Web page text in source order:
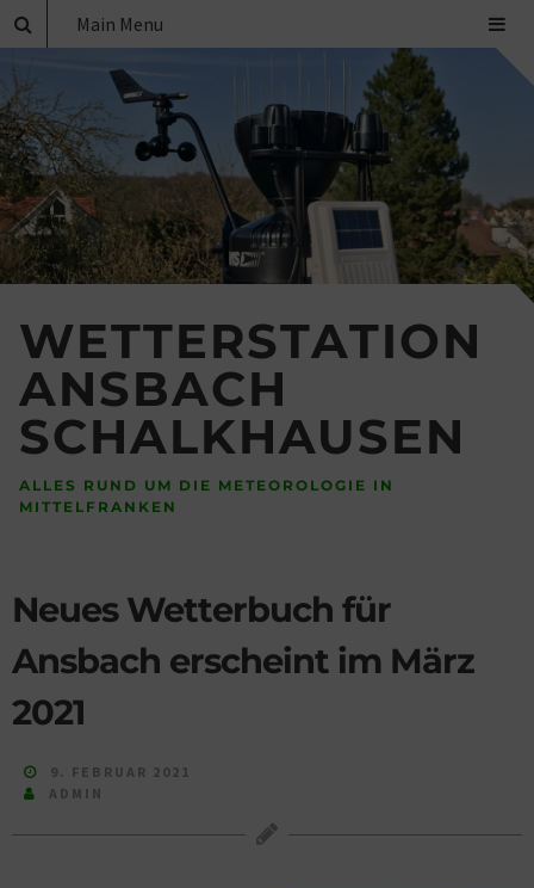
WETTERSTATION
ANSBACH
SCHALKHAUSEN
ALLES RUND UM DIE METEOROLOGIE IN
MITTELFRANKEN
Main Menu
Neues Wetterbuch für
Ansbach erscheint im März
2021
9. FEBRUAR 2021
ADMIN